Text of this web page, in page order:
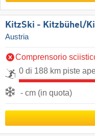
KitzSki - Kitzbühel/​
Austria
Comprensorio
0 di 188 km piste
- cm (in quota)